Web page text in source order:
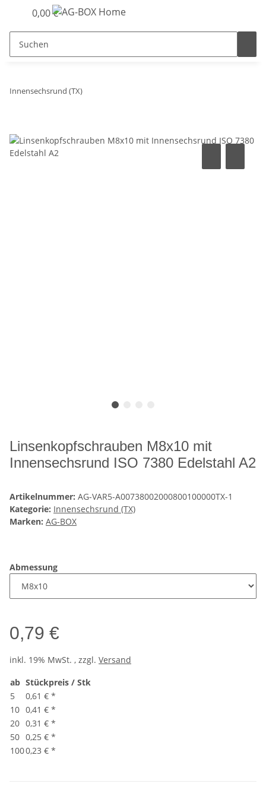
0,00 €
Innensechsrund (TX)
Linsenkopfschrauben M8x10 mit
Innensechsrund ISO 7380 Edelstahl A2
Artikelnummer: AG-VAR5-A00738002000800100000TX-1
Kategorie: Innensechsrund (TX)
Marken: AG-BOX
Abmessung
0,79 €
inkl. 19% MwSt. , zzgl. Versand
ab Stückpreis / Stk
5
0,61 € *
10 0,41 € *
20 0,31 € *
50 0,25 € *
1000,23 € *